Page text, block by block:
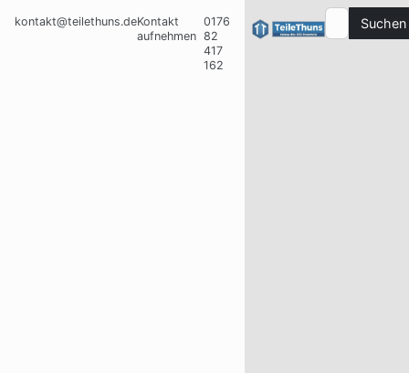
kontakt@teilethuns.deKontakt
aufnehmen
0176
82
417
162
Suchen